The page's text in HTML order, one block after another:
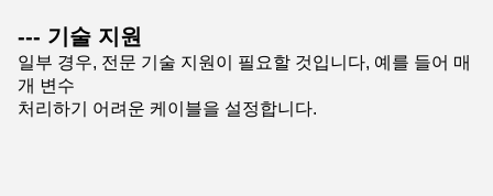
--- 기술 지원
일부 경우, 전문 기술 지원이 필요할 것입니다, 예를 들어 매
개 변수
처리하기 어려운 케이블을 설정합니다.